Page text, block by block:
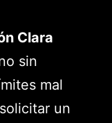
Clara
sin
mal
un